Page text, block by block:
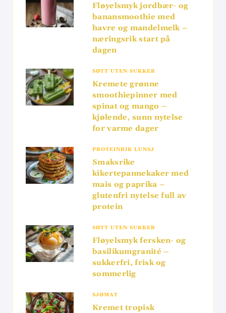
Fløyelsmyk jordbær- og
banansmoothie med
havre og mandelmelk –
næringsrik start på
dagen
SØTT UTEN SUKKER
Kremete grønne
smoothiepinner med
spinat og mango –
kjølende, sunn nytelse
for varme dager
PROTEINRIK LUNSJ
Smaksrike
kikertepannekaker med
mais og paprika –
glutenfri nytelse full av
protein
SØTT UTEN SUKKER
Fløyelsmyk fersken- og
basilikumgranité –
sukkerfri, frisk og
sommerlig
SJØMAT
Kremet tropisk